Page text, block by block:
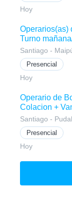
Hoy
Operarios(as)
Turno
Santiago -
Presencial
Hoy
Operario de
Colacion +
Santiago -
Presencial
Hoy